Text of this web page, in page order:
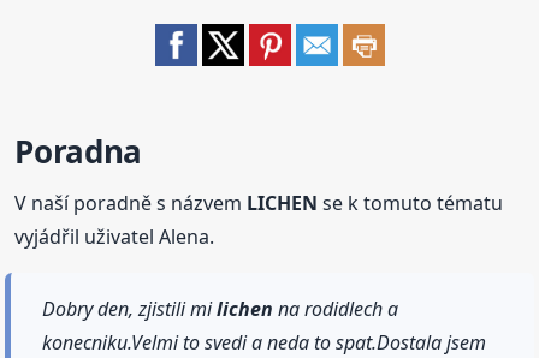
Poradna
V naší poradně s názvem LICHEN se k tomuto tématu
vyjádřil uživatel Alena.
Dobry den, zjistili milichen na rodidlech a
konecniku.Velmi to svedi a neda to spat.Dostala jsem